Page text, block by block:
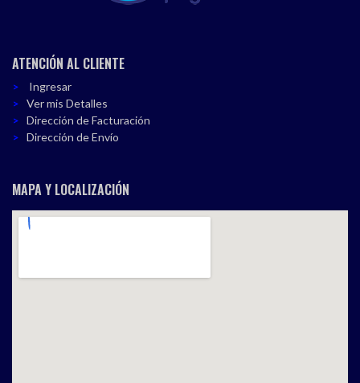
ATENCIÓN AL CLIENTE
Ingresar
Ver mis Detalles
Dirección de Facturación
Dirección de Envío
MAPA Y LOCALIZACIÓN